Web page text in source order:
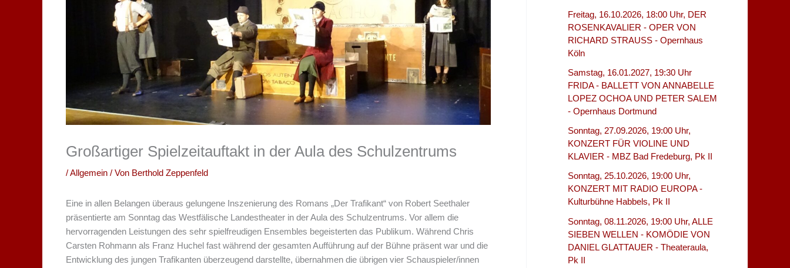
Großartiger Spielzeitauftakt in der Aula des Schulzentrums
/Allgemein / Von Berthold Zeppenfeld
Eine in allen Belangen überaus gelungene Inszenierung des Romans „Der Trafikant“ von Robert Seethaler
präsentierte am Sonntag das Westfälische Landestheater in der Aula des Schulzentrums. Vor allem die
hervorragenden Leistungen des sehr spielfreudigen Ensembles begeisterten das Publikum. Während Chris
Carsten Rohmann als Franz Huchel fast während der gesamten Aufführung auf der Bühne präsent war und die
Entwicklung des jungen Trafikanten überzeugend darstellte, übernahmen die übrigen vier Schauspieler/innen
Freitag, 16.10.2026, 18:00 Uhr, DER
ROSENKAVALIER - OPER VON
RICHARD STRAUSS - Opernhaus
Köln
Samstag, 16.01.2027, 19:30 Uhr
FRIDA - BALLETT VON ANNABELLE
LOPEZ OCHOA UND PETER SALEM
- Opernhaus Dortmund
Sonntag, 27.09.2026, 19:00 Uhr,
KONZERT FÜR VIOLINE UND
KLAVIER - MBZ Bad Fredeburg, Pk II
Sonntag, 25.10.2026, 19:00 Uhr,
KONZERT MIT RADIO EUROPA -
Kulturbühne Habbels, Pk II
Sonntag, 08.11.2026, 19:00 Uhr, ALLE
SIEBEN WELLEN - KOMÖDIE VON
DANIEL GLATTAUER - Theateraula,
Pk II